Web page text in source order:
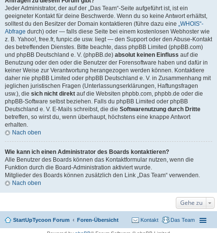
Jeder Administrator, der auf der „Das Team“-Seite aufgeführt ist, ist ein
geeigneter Kontakt für deine Beschwerde. Wenn du so keine Antwort erhältst,
solltest du den Besitzer der Domain kontaktieren (führe dazu eine „WHOIS“-
Abfrage durch) oder — falls diese Seite bei einem kostenlosen Webhoster wie
z. B. Yahoo!, free.fr, funpic.de usw. liegt — den Support oder den Abuse-Kontakt
des betreffenden Dienstes. Bitte beachte, dass phpBB Limited (phpBB.com)
und phpBB Deutschland e. V. (phpBB.de) absolut keinen Einfluss auf die
Benutzung oder den oder die Benutzer der Forensoftware haben und dafür in
keiner Weise zur Verantwortung herangezogen werden können. Kontaktiere
daher nie phpBB Limited oder phpBB Deutschland e. V. in Zusammenhang mit
jeglichen juristischen Fragen (Unterlassungserklärungen, Haftungsfragen
usw.), die sich nicht direkt auf die Websiten phpbb.com, phpbb.de oder die
phpBB-Software selbst beziehen. Falls du phpBB Limited oder phpBB
Deutschland e. V. E-Mails schreibst, die die Softwarenutzung durch Dritte
betreffen, so wirst du, wenn überhaupt, höchstens eine knappe Antwort
erhalten.
Nach oben
Wie kann ich einen Administrator des Boards kontaktieren?
Alle Benutzer des Boards können das Kontaktformular nutzen, wenn die
Funktion durch die Board-Administration aktiviert wurde.
Mitglieder des Boards können zusätzlich den Link „Das Team“ verwenden.
Nach oben
Gehe zu
StartUpTycoon Forum Foren-Übersicht Das Team
Kontakt